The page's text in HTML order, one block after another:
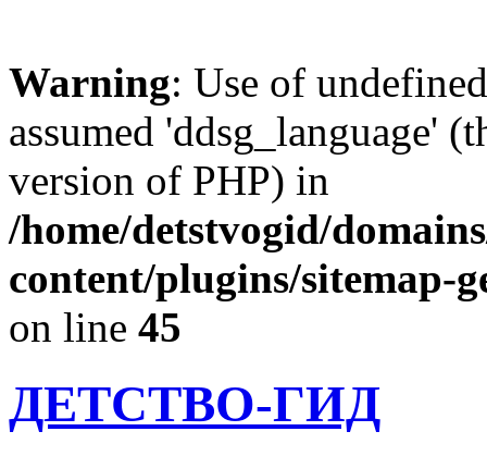
Warning: Use of
assumed 'ddsg_language'
version of PHP) in
/home/detstvogid/
content/plugins/sitemap-
on line 45
ДЕТСТВО-ГИД